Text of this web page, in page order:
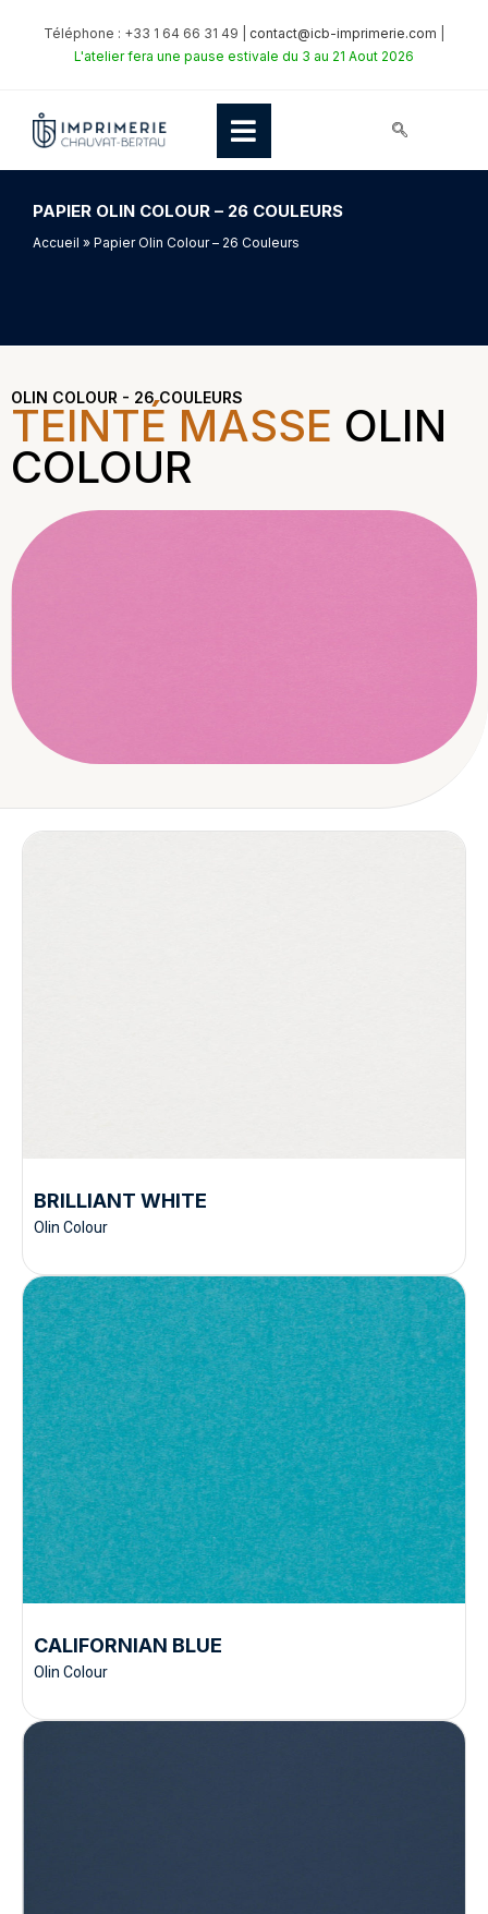
Téléphone : +33 1 64 66 31 49 | contact@icb-imprimerie.com
L'atelier fera une pause estivale du 3 au 21 Aout 2026
PAPIER OLIN COLOUR – 26 COULEURS
Accueil » Papier Olin Colour – 26 Couleurs
OLIN COLOUR - 26 COULEURS
TEINTÉ MASSE OLIN
COLOUR
BRILLIANT WHITE
Olin Colour
CALIFORNIAN BLUE
Olin Colour